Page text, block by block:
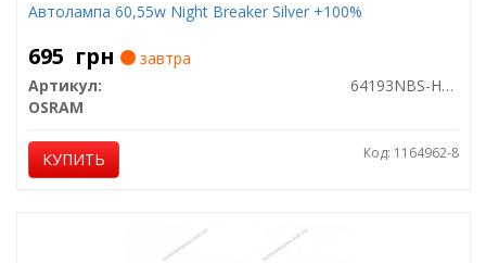
Автолампа 60,55w Night Breaker Silver +100%
695 грн
завтра
Артикул:
64193NBS-HCB
OSRAM
КУПИТЬ Код: 1164962-8